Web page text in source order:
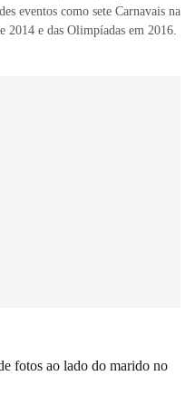
eventos como sete Carnavais na
2014 e das Olimpíadas em 2016.
fotos ao lado do marido no